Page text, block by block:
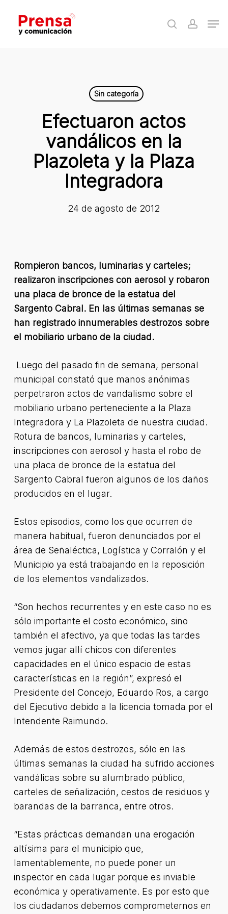
main
search
Sin categoría
Efectuaron actos
vandálicos en la
Plazoleta y la Plaza
Integradora
24 de agosto de 2012
Rompieron bancos, luminarias y carteles;
realizaron inscripciones con aerosol y robaron
una placa de bronce de la estatua del
Sargento Cabral. En las últimas semanas se
han registrado innumerables destrozos sobre
el mobiliario urbano de la ciudad.
Luego del pasado fin de semana, personal
municipal constató que manos anónimas
perpetraron actos de vandalismo sobre el
mobiliario urbano perteneciente a la Plaza
Integradora y La Plazoleta de nuestra ciudad.
Rotura de bancos, luminarias y carteles,
inscripciones con aerosol y hasta el robo de
una placa de bronce de la estatua del
Sargento Cabral fueron algunos de los daños
producidos en el lugar.
Estos episodios, como los que ocurren de
manera habitual, fueron denunciados por el
área de Señaléctica, Logística y Corralón y el
Municipio ya está trabajando en la reposición
de los elementos vandalizados.
“Son hechos recurrentes y en este caso no es
sólo importante el costo económico, sino
también el afectivo, ya que todas las tardes
vemos jugar allí chicos con diferentes
capacidades en el único espacio de estas
características en la región”, expresó el
Presidente del Concejo, Eduardo Ros, a cargo
del Ejecutivo debido a la licencia tomada por el
Intendente Raimundo.
Además de estos destrozos, sólo en las
últimas semanas la ciudad ha sufrido acciones
vandálicas sobre su alumbrado público,
carteles de señalización, cestos de residuos y
barandas de la barranca, entre otros.
“Estas prácticas demandan una erogación
altísima para el municipio que,
lamentablemente, no puede poner un
inspector en cada lugar porque es inviable
económica y operativamente. Es por esto que
los ciudadanos debemos comprometernos en